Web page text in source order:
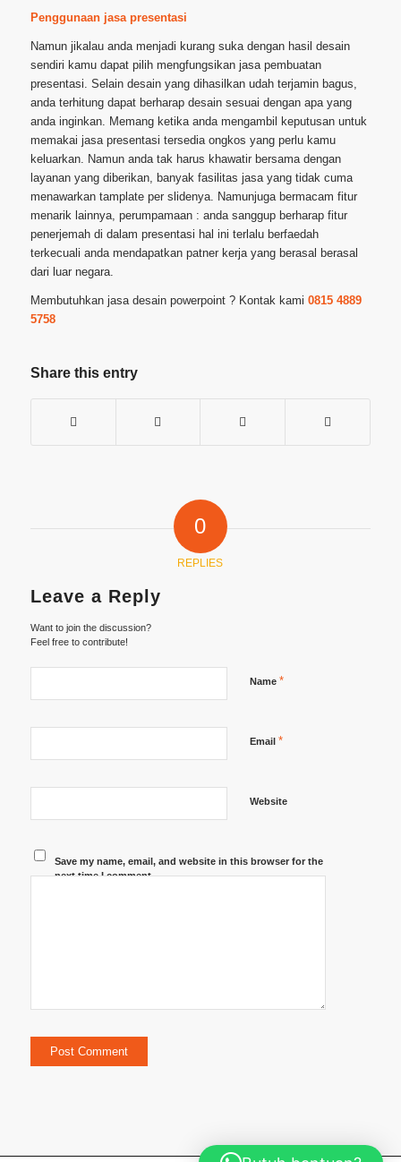
Penggunaan jasa presentasi
Namun jikalau anda menjadi kurang suka dengan hasil desain
sendiri kamu dapat pilih mengfungsikan jasa pembuatan
presentasi. Selain desain yang dihasilkan udah terjamin bagus,
anda terhitung dapat berharap desain sesuai dengan apa yang
anda inginkan. Memang ketika anda mengambil keputusan untuk
memakai jasa presentasi tersedia ongkos yang perlu kamu
keluarkan. Namun anda tak harus khawatir bersama dengan
layanan yang diberikan, banyak fasilitas jasa yang tidak cuma
menawarkan tamplate per slidenya. Namunjuga bermacam fitur
menarik lainnya, perumpamaan : anda sanggup berharap fitur
penerjemah di dalam presentasi hal ini terlalu berfaedah
terkecuali anda mendapatkan patner kerja yang berasal berasal
dari luar negara.
Membutuhkan jasa desain powerpoint ? Kontak kami 0815 4889
5758
Share this entry
0
REPLIES
Leave a Reply
Want to join the discussion?
Feel free to contribute!
Name *
Email *
Website
Save my name, email, and website in this browser for the
next time I comment.